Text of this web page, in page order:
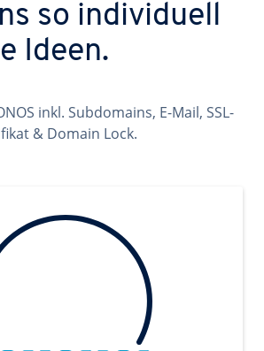
so individuell
Ideen.
inkl. Subdomains, E-Mail, SSL-
& Domain Lock.